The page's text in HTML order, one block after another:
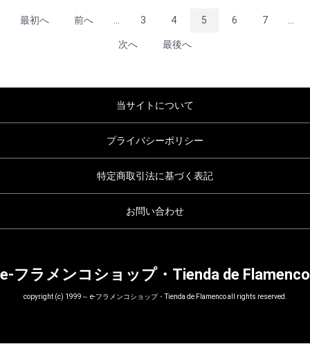
最初へ 前へ 3 4 5 6 7
次へ 最後へ
当サイトについて
プライバシーポリシー
特定商取引法に基づく表記
お問い合わせ
e-フラメンコショップ・Tienda de Flamenco
copyright (c) 1999～ e-フラメンコショップ・Tienda de Flamenco all rights reserved.